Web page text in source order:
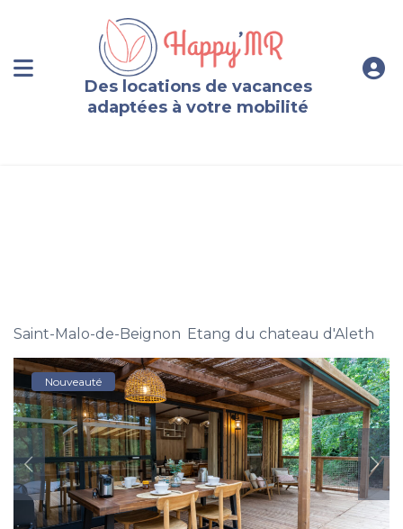
Des locations de vacances
adaptées à votre mobilité
Saint-Malo-de-Beignon Etang du chateau d'Aleth
Nouveauté